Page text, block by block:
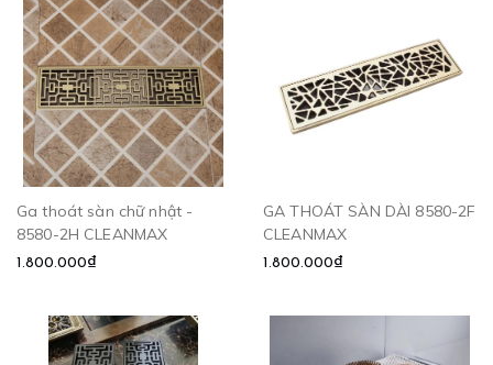
Ga thoát sàn chữ nhật -
8580-2H CLEANMAX
1.800.000₫
GA THOÁT SÀN DÀI 8580-2F
CLEANMAX
1.800.000₫